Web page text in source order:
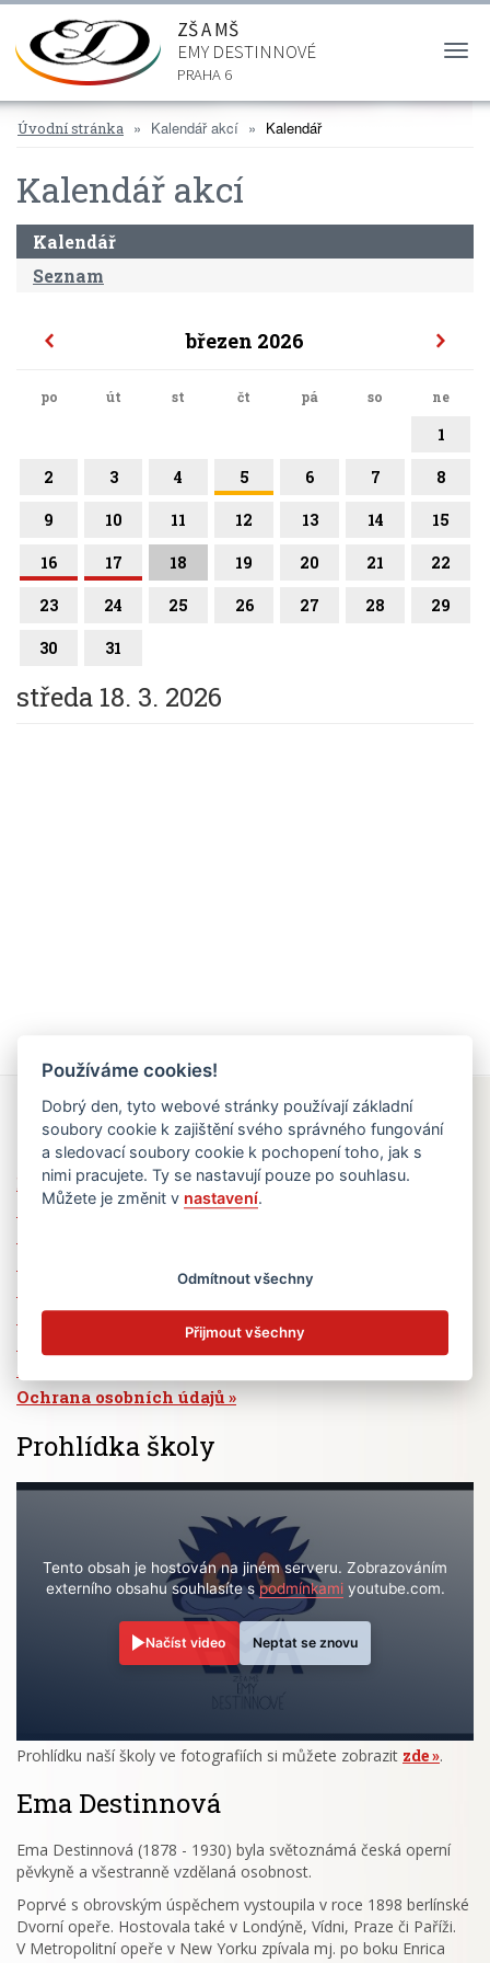
ZŠ A MŠ
EMY DESTINNOVÉ
PRAHA 6
Úvodní stránka Kalendář akcí Kalendář
Kalendář akcí
Kalendář
Seznam
březen 2026
po út st čt pá so ne
1
2 3 4 5 6 7 8
9 10 11 12 13 14 15
16 17 18 19 20 21 22
23 24 25 26 27 28 29
30 31
středa 18. 3. 2026
Rychlé odkazy
Elektronická žákovská knížka
Jídelní lístek
Dotace a granty
Volná pracovní místa
Zřizovatel školy (MČ Praha 6)
Ochrana osobních údajů
Prohlídka školy
Tento obsah je hostován na jiném serveru. Zobrazováním
externího obsahu souhlasíte spodmínkamiyoutube.com.
Načíst video Neptat se znovu
Prohlídku naší školy ve fotografiích si můžete zobrazit zde .
Ema Destinnová
Ema Destinnová (1878 - 1930) byla světoznámá česká operní
pěvkyně a všestranně vzdělaná osobnost.
Poprvé s obrovským úspěchem vystoupila v roce 1898 berlínské
Dvorní opeře. Hostovala také v Londýně, Vídni, Praze či Paříži.
V Metropolitní opeře v New Yorku zpívala mj. po boku Enrica
Používáme cookies!
Dobrý den, tyto webové stránky používají základní
soubory cookie k zajištění svého správného fungování
a sledovací soubory cookie k pochopení toho, jak s
nimi pracujete. Ty se nastavují pouze po souhlasu.
Můžete je změnit v nastavení.
Odmítnout všechny
Přijmout všechny